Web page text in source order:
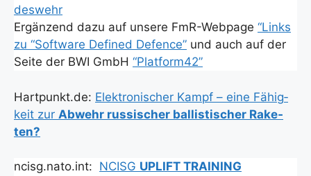
des­wehr
Ergän­zend dazu auf unse­re FmR-Web­page “Links
zu “Soft­ware Defi­ned Defence” und auch auf der
Sei­te der BWI GmbH “Platform42”
Hartpunkt.de: Elek­tro­ni­scher Kampf – eine Fähig­
keit zur Abwehr rus­si­scher bal­lis­ti­scher Rake­
ten?
ncisg.nato.int: NCISG UPLIFT TRAINING